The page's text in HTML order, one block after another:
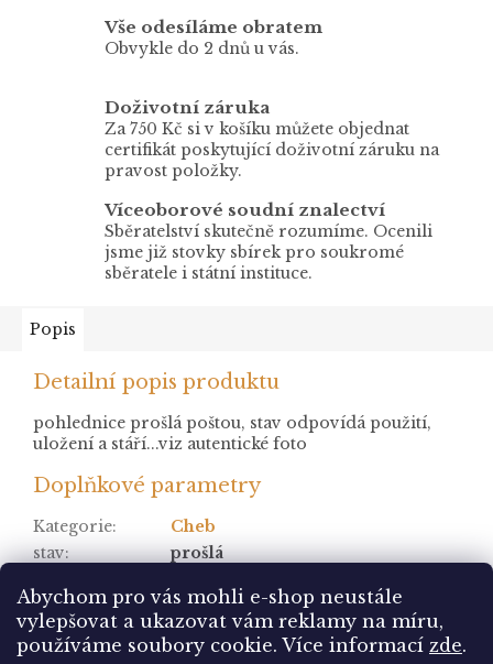
Abychom pro vás mohli e-shop neustále
vylepšovat a ukazovat vám reklamy na míru,
používáme soubory cookie. Více informací zde.
Vše odesíláme obratem
Obvykle do 2 dnů u vás.
Doživotní záruka
Za 750 Kč si v košíku můžete objednat
certifikát poskytující doživotní záruku na
pravost položky.
Víceoborové soudní znalectví
Sběratelství skutečně rozumíme. Ocenili
jsme již stovky sbírek pro soukromé
sběratele i státní instituce.
Popis
Detailní popis produktu
pohlednice prošlá poštou, stav odpovídá použití,
uložení a stáří...viz autentické foto
Doplňkové parametry
Kategorie:
Cheb
stav:
prošlá